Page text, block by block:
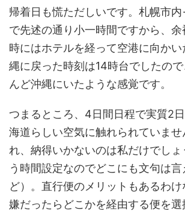
帰着日も慌ただしいです。札幌市
で先述の通り小一時間ですから、
時にはホテルを経って空港に向か
縄に戻った時刻は14時台でしたの
んど沖縄にいたような感覚です。
つまるところ、4日間日程で実質2
海道らしい空気に触れられていませ
れ、納得いかないのは私だけでし
う時間設定なのでどこにも文句は
ど）。直行便のメリットもあるわ
嫌だったらどこかを経由する便を